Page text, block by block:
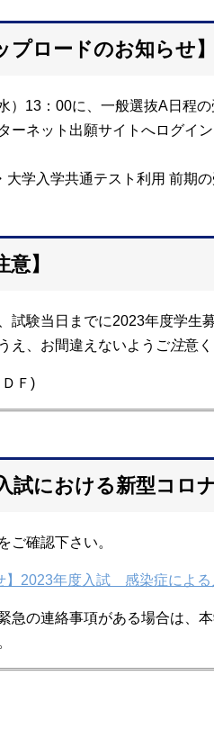
プロードのお知らせ】
）13：00に、一般選抜A日程
ーネット出願サイトへログイ
学入学共通テスト利用 前期
意】
試験当日までに2023年度学生
え、お間違えないようご注意く
Ｆ)
試における新型コロ
ご確認下さい。
】2023年度入試 感染症によ
急の連絡事項がある場合は、